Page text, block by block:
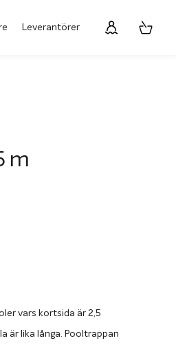
Leverantörer
m
vars kortsida är 2,5
är lika långa. Pooltrappan